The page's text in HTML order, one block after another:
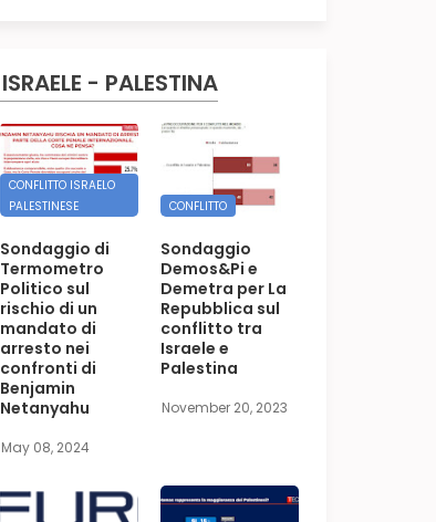
ISRAELE - PALESTINA
CONFLITTO ISRAELO
PALESTINESE
Sondaggio di
Termometro
Politico sul
rischio di un
mandato di
arresto nei
confronti di
Benjamin
Netanyahu
May 08, 2024
CONFLITTO
Sondaggio
Demos&Pi e
Demetra per La
Repubblica sul
conflitto tra
Israele e
Palestina
November 20, 2023